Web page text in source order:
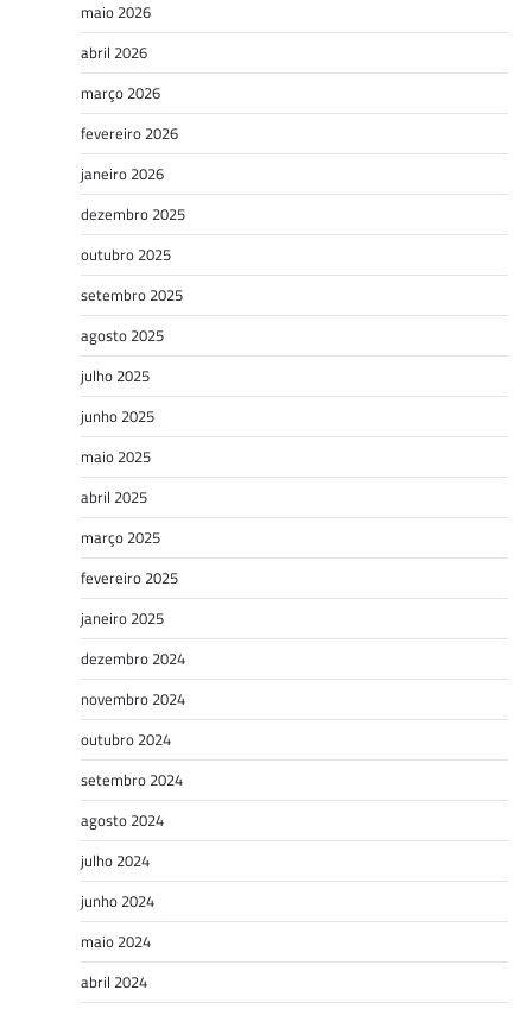
maio 2026
abril 2026
março 2026
fevereiro 2026
janeiro 2026
dezembro 2025
outubro 2025
setembro 2025
agosto 2025
julho 2025
junho 2025
maio 2025
abril 2025
março 2025
fevereiro 2025
janeiro 2025
dezembro 2024
novembro 2024
outubro 2024
setembro 2024
agosto 2024
julho 2024
junho 2024
maio 2024
abril 2024